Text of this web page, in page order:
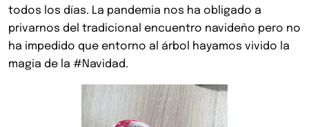
todos los días. La pandemia nos ha obligado a
privarnos del tradicional encuentro navideño pero no
ha impedido que entorno al árbol hayamos vivido la
magia de la #Navidad.